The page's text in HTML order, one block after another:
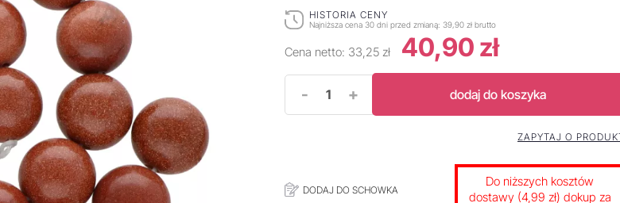
HISTORIA CENY
Najniższa cena 30 dni przed zmianą: 39,90 zł brutto
Cena netto: 33,25 zł 40,90 zł
- + dodaj do koszyka
DODAJ DO SCHOWKA
ZAPYTAJ O
Do niższych kosztów
dostawy (4,99 zł) dokup za